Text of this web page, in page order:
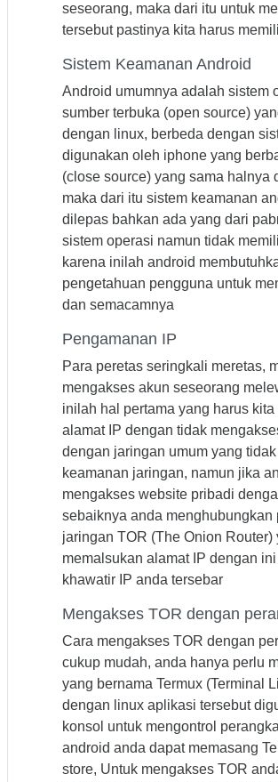
seseorang, maka dari itu untuk
tersebut pastinya kita harus
Sistem Keamanan Android
Android umumnya adalah sistem
sumber terbuka (open source)
dengan linux, berbeda dengan
digunakan oleh iphone yang
(close source) yang sama halnya
maka dari itu sistem keamanan
dilepas bahkan ada yang dari
sistem operasi namun tidak
karena inilah android
pengetahuan pengguna untuk
dan semacamnya
Pengamanan IP
Para peretas seringkali meretas,
mengakses akun seseorang
inilah hal pertama yang harus
alamat IP dengan tidak
dengan jaringan umum yang
keamanan jaringan, namun jika
mengakses website pribadi
sebaiknya anda menghubungkan
jaringan TOR (The Onion
memalsukan alamat IP dengan
khawatir IP anda tersebar
Mengakses TOR dengan
Cara mengakses TOR dengan
cukup mudah, anda hanya perlu
yang bernama Termux (Terminal
dengan linux aplikasi tersebut
konsol untuk mengontrol
android anda dapat memasang
store, Untuk mengakses TOR